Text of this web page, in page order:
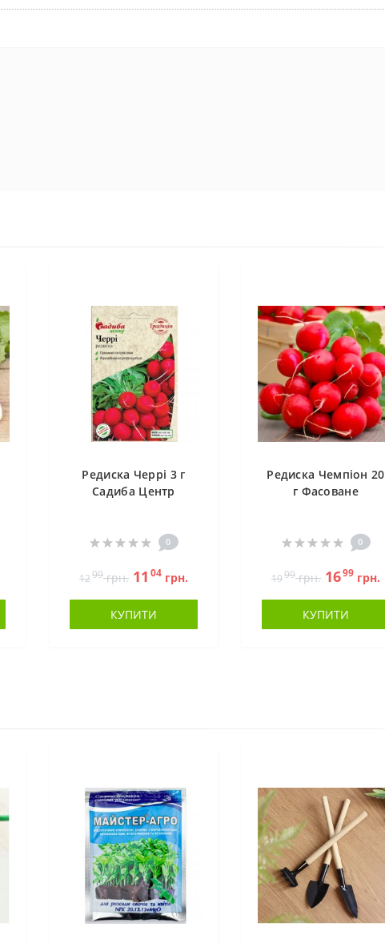
Редиска Черрі 3 г
Садиба Центр
0
1299грн. 11 04 грн.
КУПИТИ
Редиска Чемпіон 20
г Фасоване
0
1999грн. 1699 грн.
КУПИТИ